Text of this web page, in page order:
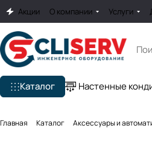
Акции О компании Услуги
Каталог Настенные
Главная Каталог Аксессуары и